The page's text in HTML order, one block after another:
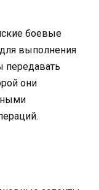
боевые
выполнения
передавать
они